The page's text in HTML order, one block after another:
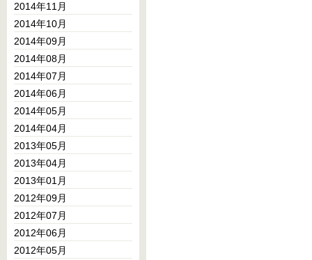
2014年11月
2014年10月
2014年09月
2014年08月
2014年07月
2014年06月
2014年05月
2014年04月
2013年05月
2013年04月
2013年01月
2012年09月
2012年07月
2012年06月
2012年05月